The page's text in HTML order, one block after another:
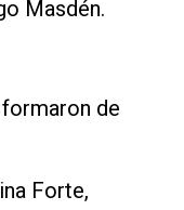
Masdén.
de
Forte,